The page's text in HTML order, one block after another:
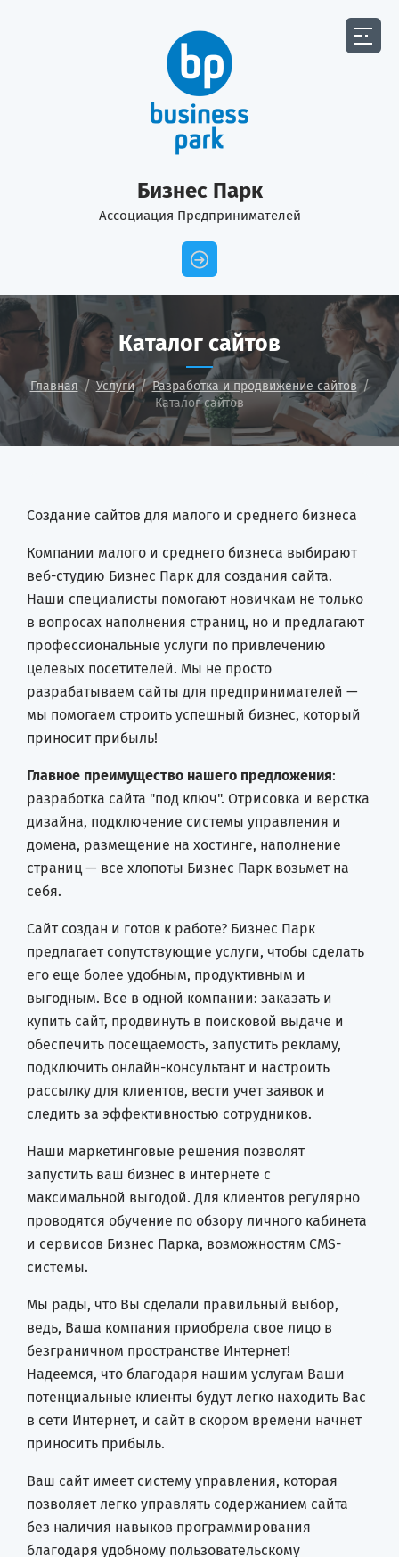
Бизнес Парк
Ассоциация Предпринимателей
Каталог сайтов
Главная / Услуги / Разработка и продвижение сайтов /
Каталог сайтов
Создание сайтов для малого и среднего бизнеса
Компании малого и среднего бизнеса выбирают
веб-студию Бизнес Парк для создания сайта.
Наши специалисты помогают новичкам не только
в вопросах наполнения страниц, но и предлагают
профессиональные услуги по привлечению
целевых посетителей. Мы не просто
разрабатываем сайты для предпринимателей —
мы помогаем строить успешный бизнес, который
приносит прибыль!
Главное преимущество нашего предложения:
разработка сайта "под ключ". Отрисовка и верстка
дизайна, подключение системы управления и
домена, размещение на хостинге, наполнение
страниц — все хлопоты Бизнес Парк возьмет на
себя.
Сайт создан и готов к работе? Бизнес Парк
предлагает сопутствующие услуги, чтобы сделать
его еще более удобным, продуктивным и
выгодным. Все в одной компании: заказать и
купить сайт, продвинуть в поисковой выдаче и
обеспечить посещаемость, запустить рекламу,
подключить онлайн-консультант и настроить
рассылку для клиентов, вести учет заявок и
следить за эффективностью сотрудников.
Наши маркетинговые решения позволят
запустить ваш бизнес в интернете с
максимальной выгодой. Для клиентов регулярно
проводятся обучение по обзору личного кабинета
и сервисов Бизнес Парка, возможностям CMS-
системы.
Мы рады, что Вы сделали правильный выбор,
ведь, Ваша компания приобрела свое лицо в
безграничном пространстве Интернет!
Надеемся, что благодаря нашим услугам Ваши
потенциальные клиенты будут легко находить Вас
в сети Интернет, и сайт в скором времени начнет
приносить прибыль.
Ваш сайт имеет систему управления, которая
позволяет легко управлять содержанием сайта
без наличия навыков программирования
благодаря удобному пользовательскому